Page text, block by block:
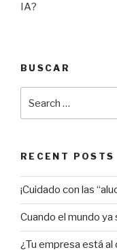
IA?
BUSCAR
for:
RECENT POSTS
¡Cuidado con las
Cuando el mundo
¿Tu empresa está